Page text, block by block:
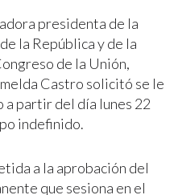
presidenta de la
la República y de la
de la Unión,
Castro solicitó se le
partir del día lunes 22
indefinido.
a la aprobación del
que sesiona en el